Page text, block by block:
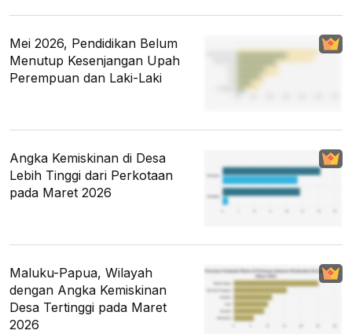
Mei 2026, Pendidikan Belum
Menutup Kesenjangan Upah
Perempuan dan Laki-Laki
Angka Kemiskinan di Desa
Lebih Tinggi dari Perkotaan
pada Maret 2026
Maluku-Papua, Wilayah
dengan Angka Kemiskinan
Desa Tertinggi pada Maret
2026